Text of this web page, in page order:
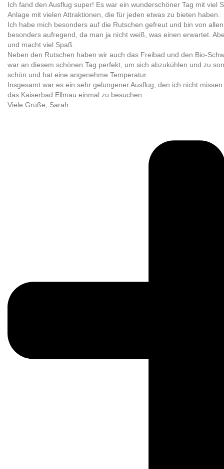
Ich fand den Ausflug super! Es war ein wunderschöner Tag mit viel
Anlage mit vielen Attraktionen, die für jeden etwas zu bieten haben.
Ich habe mich besonders auf die Rutschen gefreut und bin von
besonders aufregend, da man ja nicht weiß, was einen erwartet.
und macht viel Spaß.
Neben den Rutschen haben wir auch das Freibad und den Bio-
war an diesem schönen Tag perfekt, um sich abzukühlen und zu
schön und hat eine angenehme Temperatur.
Insgesamt war es ein sehr gelungener Ausflug, den ich nicht
das Kaiserbad Ellmau einmal zu besuchen.
Viele Grüße, Sarah